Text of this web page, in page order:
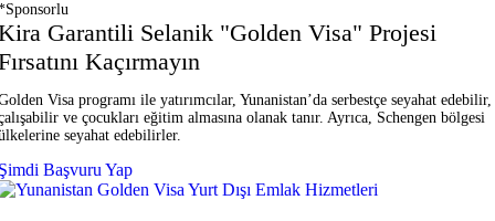
Garantili Selanik "Golden Visa" Projesi
Kaçırmayın
Visa programı ile yatırımcılar, Yunanistan’da serbestçe seyahat edebilir,
ve çocukları eğitim almasına olanak tanır. Ayrıca, Schengen bölgesi
seyahat edebilirler.
Başvuru Yap